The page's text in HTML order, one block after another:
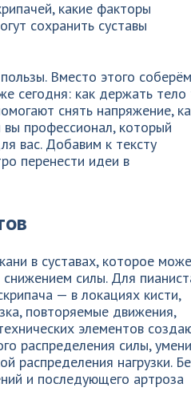
какие факторы
сохранить суставы
Вместо этого соберём
сегодня: как держать тело
снять напряжение,
профессионал, который
вас. Добавим к тексту
перенести идеи в
в суставах, которое
силы. Для
— в локациях кисти,
повторяемые движения,
элементов
распределения силы,
распределения нагрузки.
и последующего артроза